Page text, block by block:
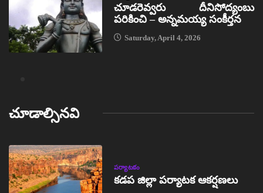
చూడరెవ్వరు దీనిసోద్యంబు
పరికించి – అన్నమయ్య సంకీర్తన
Saturday, April 4, 2026
చూడాల్సినవి
పర్యాటకం
కడప జిల్లా పర్యాటక ఆకర్షణలు